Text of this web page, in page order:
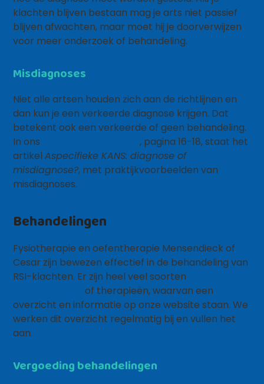
klachten blijven bestaan mag je arts niet passief
blijven afwachten, maar moet hij je doorverwijzen
voor meer onderzoek of behandeling.
Misdiagnoses
Niet alle artsen houden zich aan de richtlijnen en
dan kun je een verkeerde diagnose krijgen. Dat
betekent ook een verkeerde of geen behandeling.
In ons
RSI-Magazine 2016-4, pagina 16-18, staat het
artikelAspecifieke KANS: diagnose of
misdiagnose?, met praktijkvoorbeelden van
misdiagnoses.
Behandelingen
Fysiotherapie en oefentherapie Mensendieck of
Cesar zijn bewezen effectief in de behandeling van
RSI-klachten. Er zijn heel veel soorten
of therapieën, waarvan een
overzicht en informatie op onze website staan. We
werken dit overzicht regelmatig bij en vullen het
aan.
Vergoeding behandelingen